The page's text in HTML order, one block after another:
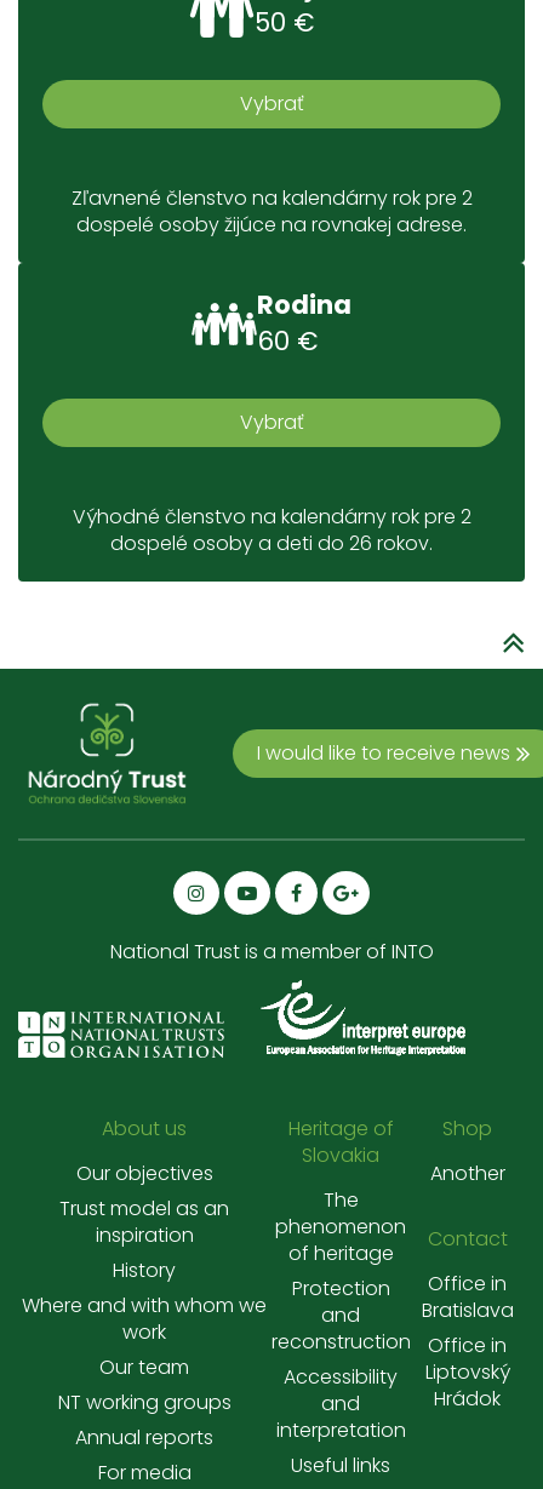
50 €
Vybrať
Zľavnené členstvo na kalendárny rok pre 2
dospelé osoby žijúce na rovnakej adrese.
Rodina
60 €
Vybrať
Výhodné členstvo na kalendárny rok pre 2
dospelé osoby a deti do 26 rokov.
I would like to receive news
National Trust is a member of INTO
About us
Our objectives
Trust model as an
inspiration
History
Where and with whom we
work
Our team
NT working groups
Annual reports
For media
Heritage of
Slovakia
The
phenomenon
of heritage
Protection
and
reconstruction
Accessibility
and
interpretation
Useful links
Shop
Another
Contact
Office in
Bratislava
Office in
Liptovský
Hrádok